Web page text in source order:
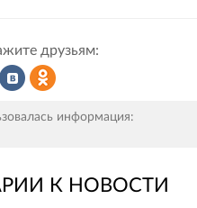
друзьям:
во
информация:
К НОВОСТИ